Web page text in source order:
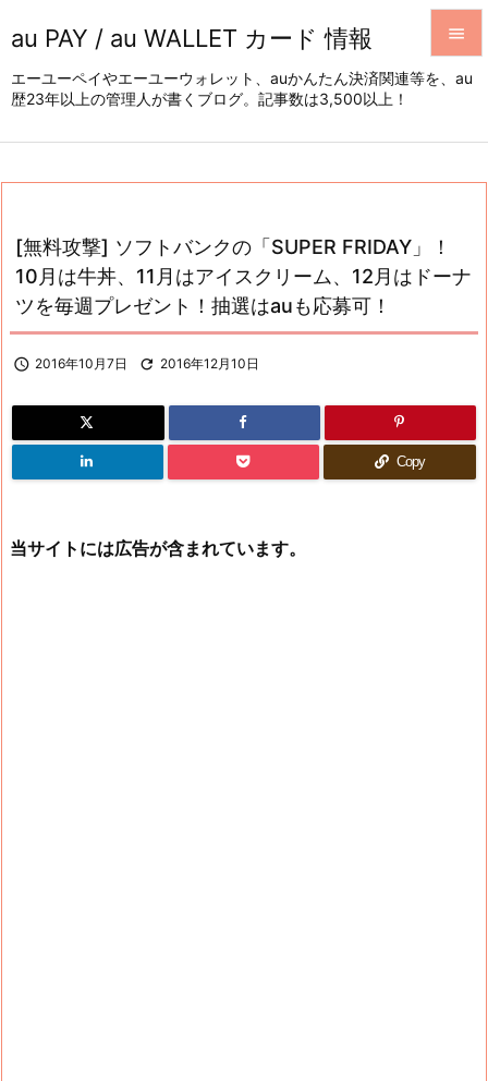
au PAY / au WALLET カード 情報
エーユーペイやエーユーウォレット、auかんたん決済関連等を、au
歴23年以上の管理人が書くブログ。記事数は3,500以上！



次へ
[無料攻撃] ソフトバンクの「SUPER FRIDAY」！
10月は牛丼、11月はアイスクリーム、12月はドーナ
ツを毎週プレゼント！抽選はauも応募可！
 2016年10月7日  2016年12月10日
Copy
当サイトには広告が含まれています。